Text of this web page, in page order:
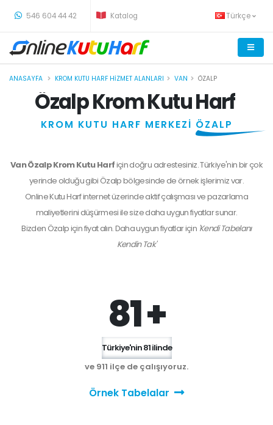
546 604 44 42 Katalog Türkçe
ANASAYFA KROM KUTU HARF HIZMET ALANLARI VAN ÖZALP
Özalp Krom Kutu Harf
KROM KUTU HARF MERKEZİ ÖZALP
Van Özalp Krom Kutu Harfiçin doğru adrestesiniz. Türkiye'nin bir çok
yerinde olduğu gibi Özalp bölgesinde de örnek işlerimiz var.
Online Kutu Harf internet üzerinde aktif çalışması ve pazarlama
maliyetlerini düşürmesi ile size daha uygun fiyatlar sunar.
Bizden Özalpiçin fiyat alın. Daha uygun fiyatlar için 'Kendi Tabelanı
Kendin Tak'
81 +
Türkiye'nin 81 ilinde
ve 911 ilçe de çalışıyoruz.
Örnek Tabelalar